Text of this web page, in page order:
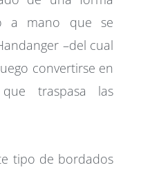
a mano que se
–del cual
convertirse en
traspasa las
tipo de bordados